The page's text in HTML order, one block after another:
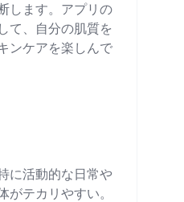
します。アプリの
て、自分の肌質を
ンケアを楽しんで
に活動的な日常や
がテカリやすい。